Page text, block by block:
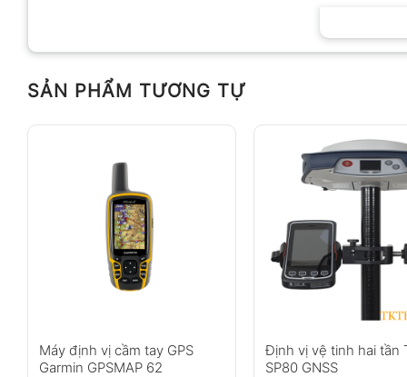
SẢN PHẨM TƯƠNG TỰ
Máy định vị cầm tay GPS
Garmin GPSMAP 62
Định vị vệ tinh hai tần
SP80 GNSS